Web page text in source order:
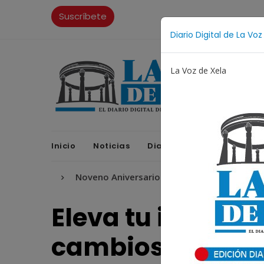
Diario Digital de La
La Voz de Xela
Suscríbete
Inicio Noticias Diario Digital
Noveno Aniversario Fichajes Niñez y
Eleva tu
cambios